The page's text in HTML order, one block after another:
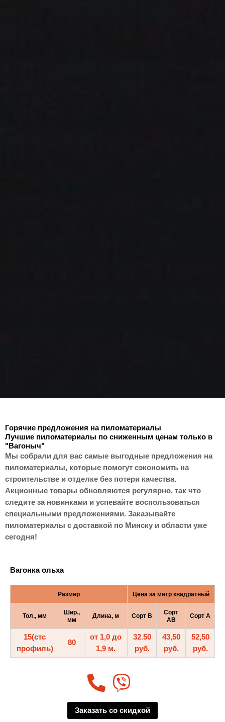
Горячие предложения на пиломатериалы
Лучшие пиломатериалы по сниженным ценам только в
"Вагоныч"
Мы собрали для вас самые выгодные предложения на
пиломатериалы, которые помогут сэкономить на
строительстве и отделке без потери качества.
Акционные товары обновляются регулярно, так что
следите за новинками и успевайте воспользоваться
специальными предложениями. Заказывайте
пиломатериалы с доставкой по Минску и области уже
сегодня!
Вагонка ольха
Размер Цена за метр квадратный
Тол., мм
Шир.,
мм
Длина, м Сорт B
Сорт
AB
Сорт A
15(стс
профиль)
80
от 1,0 до
1,9 м.
32.50
руб.
43,50
руб.
52,50
руб.
Заказать со скидкой